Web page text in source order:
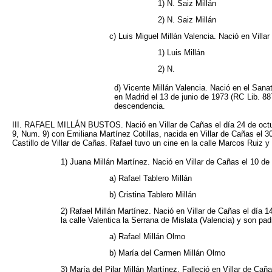
1) N. Saiz Millán
2) N. Saiz Millán
c) Luis Miguel Millán Valencia. Nació en
1) Luis Millán
2) N.
d) Vicente Millán Valencia. Nació en el
en Madrid el 13 de junio de 1973 (RC Lib.
descendencia.
III. RAFAEL MILLÁN BUSTOS. Nació en Villar de Cañas el día 24 de
9, Num. 9) con Emiliana Martínez Cotillas, nacida en Villar de Cañas el
Castillo de Villar de Cañas. Rafael tuvo un cine en la calle Marcos Ruiz
1) Juana Millán Martínez. Nació en Villar de Cañas el 10
a) Rafael Tablero Millán
b) Cristina Tablero Millán
2) Rafael Millán Martínez. Nació en Villar de Cañas el día
la calle Valentica la Serrana de Mislata (Valencia) y son
a) Rafael Millán Olmo
b) María del Carmen Millán Olmo
3) María del Pilar Millán Martínez. Falleció en Villar de